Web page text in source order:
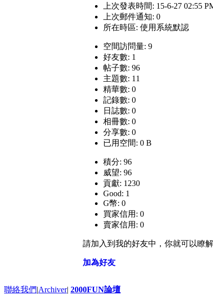
上次發表時間: 15-6-27 02:55
上次郵件通知: 0
所在時區: 使用系統默認
空間訪問量: 9
好友數: 1
帖子數: 96
主題數: 11
精華數: 0
記錄數: 0
日誌數: 0
相冊數: 0
分享數: 0
已用空間: 0 B
積分: 96
威望: 96
貢獻: 1230
Good: 1
G幣: 0
買家信用: 0
賣家信用: 0
請加入到我的好友中，你就可以瞭
加為好友
聯絡我們|Archiver| 2000FUN論壇